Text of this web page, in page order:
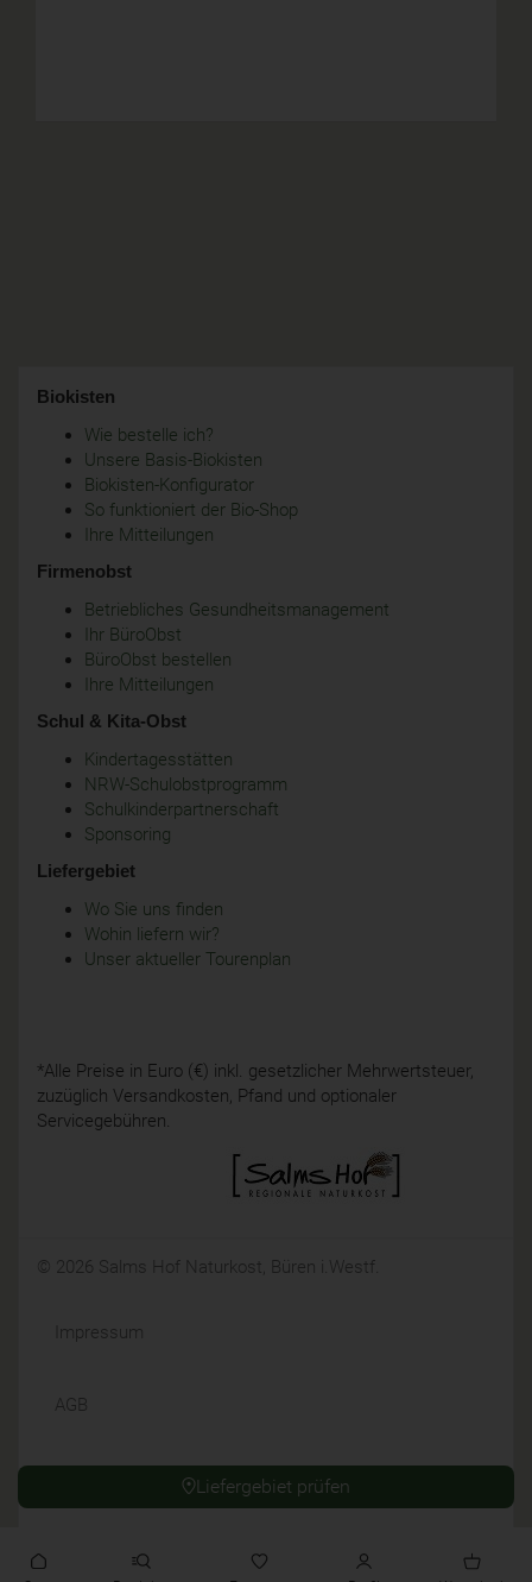
Liefergebiet prüfen
Biokisten
Wie bestelle ich?
Unsere Basis-Biokisten
Biokisten-Konfigurator
So funktioniert der Bio-Shop
Ihre Mitteilungen
Firmenobst
Betriebliches Gesundheitsmanagement
Ihr BüroObst
BüroObst bestellen
Ihre Mitteilungen
Schul & Kita-Obst
Kindertagesstätten
NRW-Schulobstprogramm
Schulkinderpartnerschaft
Sponsoring
Liefergebiet
Wo Sie uns finden
Wohin liefern wir?
Unser aktueller Tourenplan
*Alle Preise in Euro (€) inkl. gesetzlicher Mehrwertsteuer,
zuzüglich Versandkosten, Pfand und optionaler
Servicegebühren.
© 2026 Salms Hof Naturkost, Büren i.Westf.
Impressum
AGB
Widerrufsrecht